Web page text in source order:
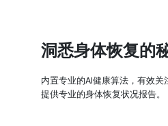
洞悉身体恢复的
内置专业的AI健康算法，有效关
提供专业的身体恢复状况报告。